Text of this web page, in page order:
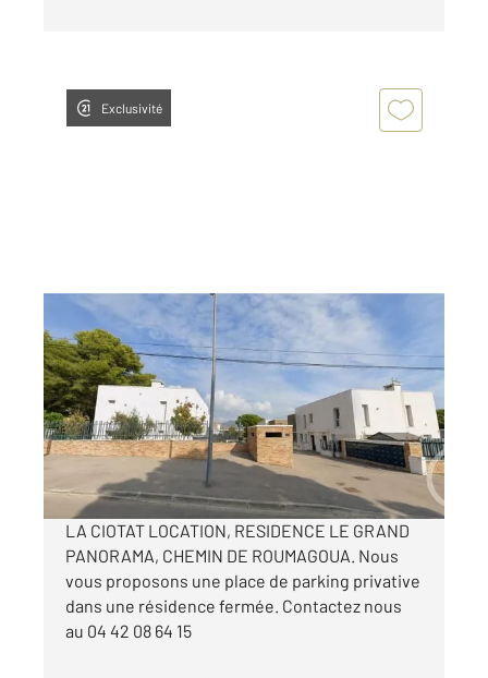
Exclusivité
LA CIOTAT 13
10 m2
Ref : 19396
Parking à louer
100 €
par mois charges comprises
LA CIOTAT LOCATION, RESIDENCE LE GRAND
PANORAMA, CHEMIN DE ROUMAGOUA. Nous
vous proposons une place de parking privative
dans une résidence fermée. Contactez nous
au 04 42 08 64 15